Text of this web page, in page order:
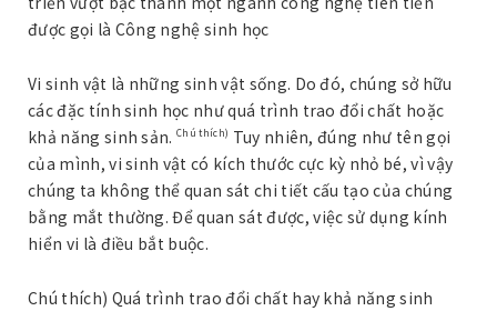
được gọi là Công nghệ sinh học
Vi sinh vật là những sinh vật sống. Do đó, chúng sở hữu
các đặc tính sinh học như quá trình trao đổi chất hoặc
khả năng sinh sản.Chú thích) Tuy nhiên, đúng như tên gọi
của mình, vi sinh vật có kích thước cực kỳ nhỏ bé, vì vậy
chúng ta không thể quan sát chi tiết cấu tạo của chúng
bằng mắt thường. Để quan sát được, việc sử dụng kính
hiển vi là điều bắt buộc.
Chú thích) Quá trình trao đổi chất hay khả năng sinh